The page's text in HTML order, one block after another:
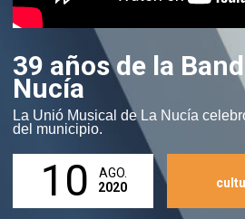
39 años de la
Nucía
La Unió Musical de La Nucía
del municipio.
10
AGO.
2020